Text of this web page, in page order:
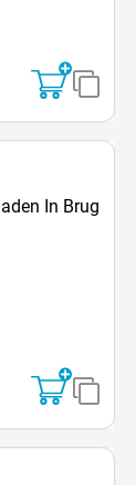
In Brug